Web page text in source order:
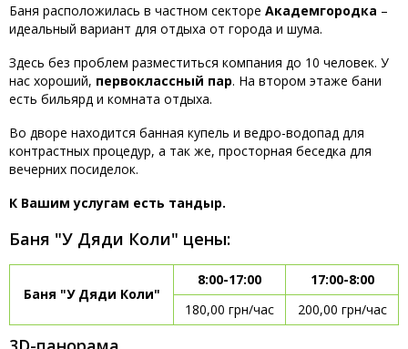
Баня расположилась в частном секторе Академгородка –
идеальный вариант для отдыха от города и шума.
Здесь без проблем разместиться компания до 10 человек. У
нас хороший, первоклассный пар. На втором этаже бани
есть бильярд и комната отдыха.
Во дворе находится банная купель и ведро-водопад для
контрастных процедур, а так же, просторная беседка для
вечерних посиделок.
К Вашим услугам есть тандыр.
Баня "У Дяди Коли" цены:
Баня "У Дяди Коли"
8:00-17:00
17:00-8:00
180,00 грн/час
200,00 грн/час